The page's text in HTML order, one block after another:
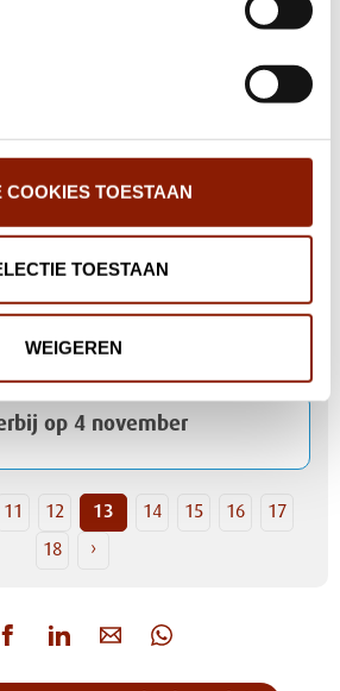
COOKIES TOESTAAN
TOESTAAN
WEIGEREN
Horst
ode aan het media-
wat doet
op 4 november
11 12 13 14 15 16
17
18
›